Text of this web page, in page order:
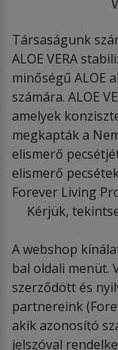
Társaságunk
ALOE VERA
minőségű ALOE
számára. ALOE
amelyek
megkapták a
elismerő
elismerő
Forever Living
Kérjük,
A webshop
bal oldali menüt.
szerződött és
partnereink
akik azonosító
jelszóval